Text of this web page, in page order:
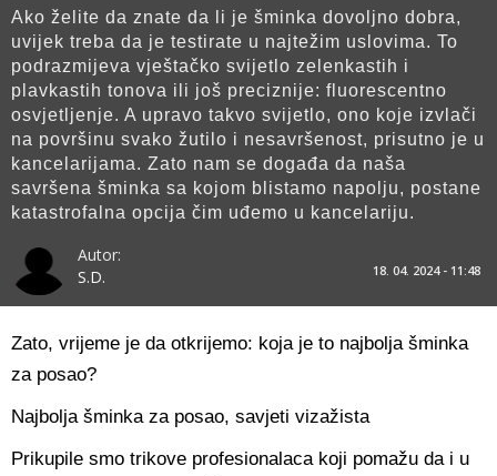
Ako želite da znate da li je šminka dovoljno dobra,
uvijek treba da je testirate u najtežim uslovima. To
podrazmijeva vještačko svijetlo zelenkastih i
plavkastih tonova ili još preciznije: fluorescentno
osvjetljenje. A upravo takvo svijetlo, ono koje izvlači
na površinu svako žutilo i nesavršenost, prisutno je u
kancelarijama. Zato nam se događa da naša
savršena šminka sa kojom blistamo napolju, postane
katastrofalna opcija čim uđemo u kancelariju.
Autor:
S.D.
18. 04. 2024 - 11:48
Zato, vrijeme je da otkrijemo: koja je to najbolja šminka
za posao?
Najbolja šminka za posao, savjeti vizažista
Prikupile smo trikove profesionalaca koji pomažu da i u